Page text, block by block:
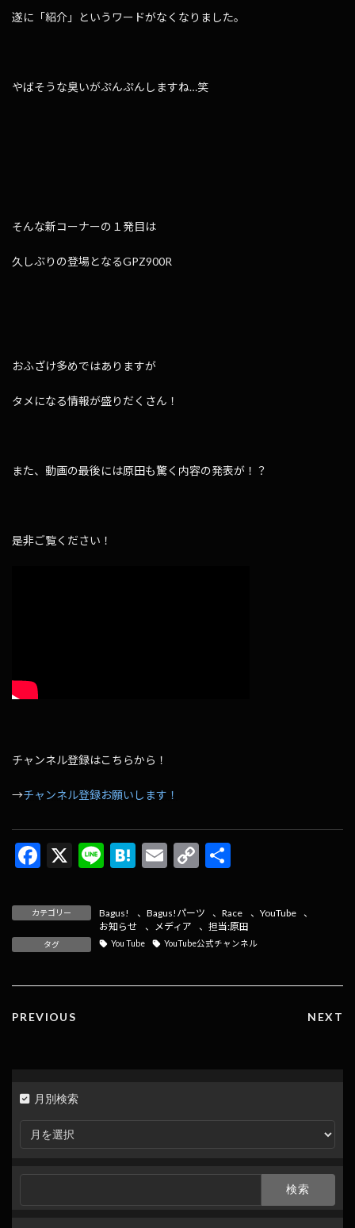
遂に「紹介」というワードがなくなりました。
やばそうな臭いがぷんぷんしますね…笑
そんな新コーナーの１発目は
久しぶりの登場となるGPZ900R
おふざけ多めではありますが
タメになる情報が盛りだくさん！
また、動画の最後には原田も驚く内容の発表が！？
是非ご覧ください！
チャンネル登録はこちらから！
→チャンネル登録お願いします！
F
e
b
o
o
k
X
Li
e
H
e
n
a
E
ai
l
C
p
y
Li
n
カテゴリー Bagus! 、 Bagus!パーツ 、Race 、 YouTube
、
お知らせ
、 メディア 、担当:原田
タグ You Tube YouTube公式チャンネル
PREVIOUS NEXT
月別検索
月
検